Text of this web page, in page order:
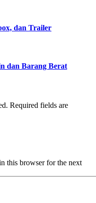
dan Trailer
dan Barang Berat
Required fields are
this browser for the next